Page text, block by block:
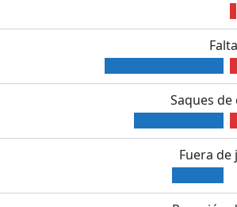
Saques de
Fuera de